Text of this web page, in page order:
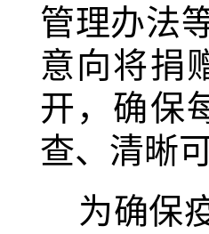
管理办法
意向将捐
开，确保
查、清晰
为确保